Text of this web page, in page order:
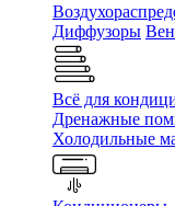
Диффузоры
Всё для
Дренажные
Холодильные